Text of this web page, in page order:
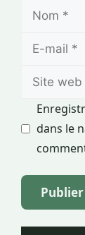
Nom
Site
dans le